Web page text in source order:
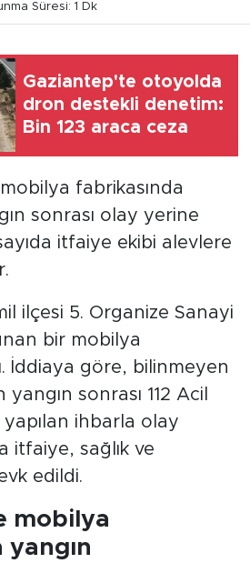
Süresi: 1 Dk
Gaziantep'te otoyolda
dron destekli denetim:
Bin 123 araca ceza
fabrikasında
sonrası olay yerine
itfaiye ekibi alevlere
ilçesi 5. Organize Sanayi
bir mobilya
İddiaya göre, bilinmeyen
sonrası 112 Acil
yapılan ihbarla olay
itfaiye, sağlık ve
edildi.
mobilya
yangın